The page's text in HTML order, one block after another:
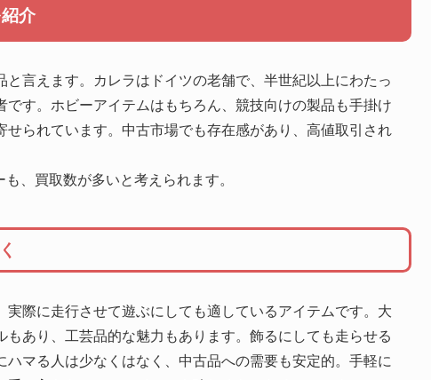
介
言えます。カレラはドイツの老舗で、半世紀以上にわたっ
す。ホビーアイテムはもちろん、競技向けの製品も手掛け
られています。中古市場でも存在感があり、高値取引され
、買取数が多いと考えられます。
際に走行させて遊ぶにしても適しているアイテムです。大
あり、工芸品的な魅力もあります。飾るにしても走らせる
マる人は少なくはなく、中古品への需要も安定的。手軽に